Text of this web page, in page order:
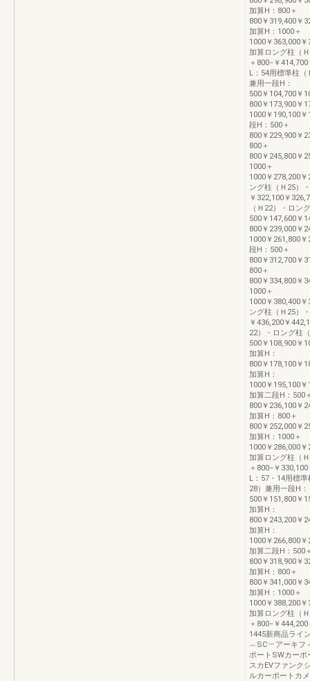
加算H：800＋
800￥319,400￥
加算H：1000＋
1000￥363,000
加算ロング柱（
＋800−￥
L：54用標準柱
兼用一段H：
500￥104,700￥
800￥173,900￥
1000￥190,100
段H：500＋
800￥229,900￥
800＋
800￥245,800￥
1000＋
1000￥278,200
ング柱（Ｈ25）
￥322,100￥
（Ｈ22）・ロン
500￥147,600￥
800￥239,000￥
1000￥261,800
段H：500＋
800￥312,700￥
800＋
800￥334,800￥
1000＋
1000￥380,400
ング柱（Ｈ25）
￥436,200￥
22）・ロング柱
500￥108,900￥
加算H：
800￥178,100￥
加算H：
1000￥195,100
加算二段H：500
800￥236,100￥
加算H：800＋
800￥252,000￥
加算H：1000＋
1000￥286,000
加算ロング柱（
＋800−￥
L：57・14用標
28）兼用一段H：
500￥151,800￥
加算H：
800￥243,200￥
加算H：
1000￥266,800
加算二段H：500
800￥318,900￥
加算H：800＋
800￥341,000￥
加算H：1000＋
1000￥388,200
加算ロング柱（
＋800−￥
1445新商品ライ
︵SC︶アーキフ
ポートSWカーポ
スカEVファンク
ルカーポートカ